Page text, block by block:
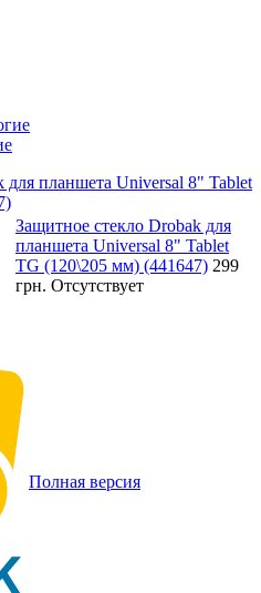
для планшета Universal 8" Tablet
Защитное стекло Drobak для
планшета Universal 8" Tablet
TG (120\205 мм) (441647) 299
грн. Отсутствует
Полная версия